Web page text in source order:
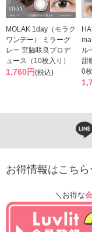
MOLAK 1day（モラク
ワンデー） ミラーグ
レー 宮脇咲良プロデ
ュース（10枚入り）
1,760円(税込)
ル
甜
0
お得情報はこち
＼お得な